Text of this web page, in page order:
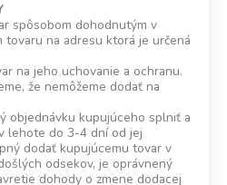
spôsobom dohodnutým v
tovaru na adresu ktorá je určená
na jeho uchovanie a ochranu.
že nemôžeme dodať na
objednávku kupujúceho splniť a
lehote do 3-4 dní od jej
dodať kupujúcemu tovar v
odsekov, je oprávnený
dohody o zmene dodacej